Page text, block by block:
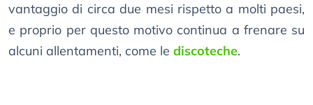
vantaggio di circa due mesi rispetto a molti paesi,
e proprio per questo motivo continua a frenare su
alcuni allentamenti, come le discoteche.